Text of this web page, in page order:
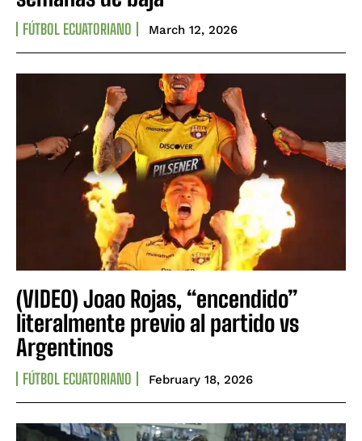
FÚTBOL ECUATORIANO March 12, 2026
(VIDEO) Joao Rojas, “encendido”
literalmente previo al partido vs
Argentinos
FÚTBOL ECUATORIANO February 18, 2026